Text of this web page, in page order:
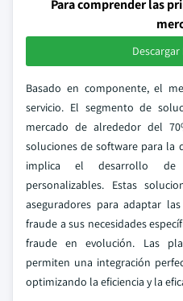
Para comprender las
Descargar
Basado en componente, el
servicio. El segmento de
mercado de alrededor del
soluciones de software para la
implica el desarrollo de
personalizables. Estas
aseguradores para adaptar
fraude a sus necesidades
fraude en evolución. Las
permiten una integración
optimizando la eficiencia y la